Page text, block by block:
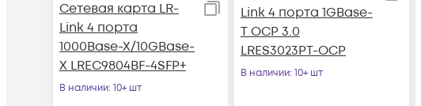
Сетевая карта LR-
Link 4 порта
1000Base-X/10GBase-
X LREC9804BF-4SFP+
В наличии: 10+ шт
Link 4 порта 1GBase-
T OCP 3.0
LRES3023PT-OCP
В наличии: 10+ шт